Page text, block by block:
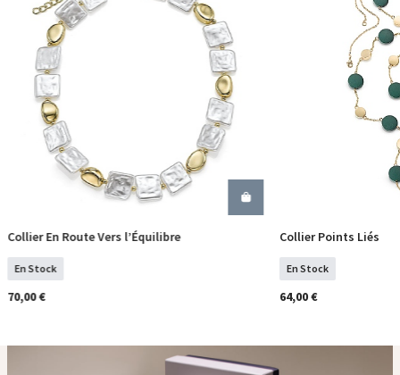
COMMANDER
Collier En Route Vers l’Équilibre
En Stock
70,00 €
Collier Points Liés
En Stock
64,00 €